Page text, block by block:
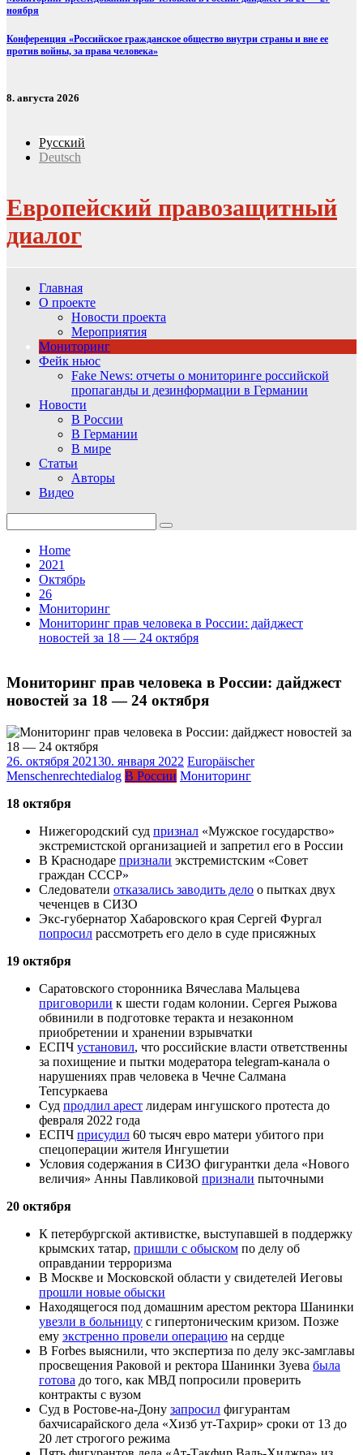
ноября
Конференция «Российское гражданское общество внутри страны и вне ее
против войны, за права человека»
8. августа 2026
Русский
Deutsch
Европейский правозащитный
диалог
Главная
О проекте
Новости проекта
Мероприятия
Мониторинг
Фейк ньюс
Fake News: отчеты о мониторинге российской
пропаганды и дезинформации в Германии
Новости
В России
В Германии
В мире
Статьи
Авторы
Видео
for:
Home
2021
Октябрь
26
Мониторинг
Мониторинг прав человека в России: дайджест
новостей за 18 — 24 октября
Мониторинг прав человека в России: дайджест
новостей за 18 — 24 октября
26. октября 202130. января 2022 Europäischer
Menschenrechtedialog В России Мониторинг
18 октября
Нижегородский суд признал «Мужское государство»
экстремистской организацией и запретил его в России
В Краснодаре признали экстремистским «Совет
граждан СССР»
Следователи отказались заводить дело о пытках двух
чеченцев в СИЗО
Экс-губернатор Хабаровского края Сергей Фургал
попросил рассмотреть его дело в суде присяжных
19 октября
Саратовского сторонника Вячеслава Мальцева
приговорили к шести годам колонии. Сергея Рыжова
обвинили в подготовке теракта и незаконном
приобретении и хранении взрывчатки
ЕСПЧ установил, что российские власти ответственны
за похищение и пытки модератора telegram-канала о
нарушениях прав человека в Чечне Салмана
Тепсуркаева
Суд продлил арест лидерам ингушского протеста до
февраля 2022 года
ЕСПЧ присудил 60 тысяч евро матери убитого при
спецоперации жителя Ингушетии
Условия содержания в СИЗО фигурантки дела «Нового
величия» Анны Павликовой признали пыточными
20 октября
К петербургской активистке, выступавшей в поддержку
крымских татар, пришли с обыском по делу об
оправдании терроризма
В Москве и Московской области у свидетелей Иеговы
прошли новые обыски
Находящегося под домашним арестом ректора Шанинки
увезли в больницу с гипертоническим кризом. Позже
ему экстренно провели операцию на сердце
В Forbes выяснили, что экспертиза по делу экс‑замглавы
просвещения Раковой и ректора Шанинки Зуева была
готова до того, как МВД попросили проверить
контракты с вузом
Суд в Ростове-на-Дону запросил фигурантам
бахчисарайского дела «Хизб ут-Тахрир» сроки от 13 до
20 лет строгого режима